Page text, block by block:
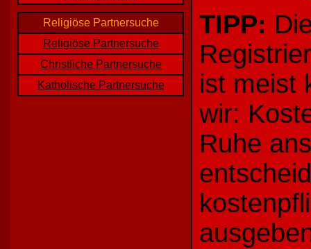
Religiöse Partnersuche
Religiöse Partnersuche
Christliche Partnersuche
Katholische Partnersuche
TIPP:
ist meist
wir:
Ruhe